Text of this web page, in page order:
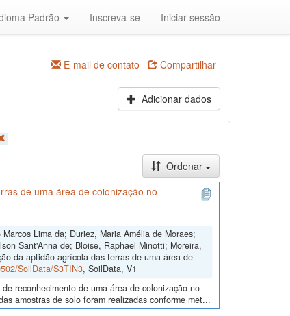
Padrão Inscreva-se Iniciar sessão
E-mail de contato Compartilhar
Adicionar dados
Ordenar
de uma área de colonização no
Lima da; Duriez, Maria Amélia de Moraes;
Sant'Anna de; Bloise, Raphael Minotti; Moreira,
da aptidão agrícola das terras de uma área de
SoilData/S3TIN3, SoilData, V1
reconhecimento de uma área de colonização no
amostras de solo foram realizadas conforme met...